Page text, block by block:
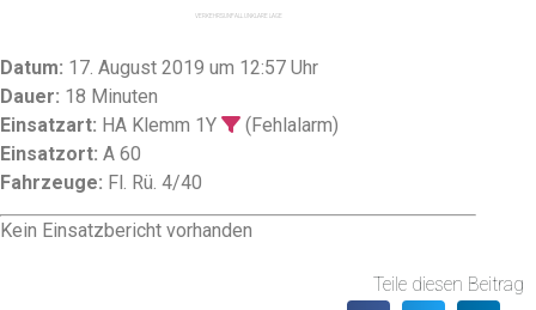
VERKEHRSUNFALL UNKLARE LAGE
Datum: 17. August 2019 um 12:57 Uhr
Dauer: 18 Minuten
Einsatzart: HA Klemm 1Y
(Fehlalarm)
Einsatzort: A 60
Fahrzeuge: Fl. Rü. 4/40
Kein Einsatzbericht vorhanden
Teile diesen Beitrag